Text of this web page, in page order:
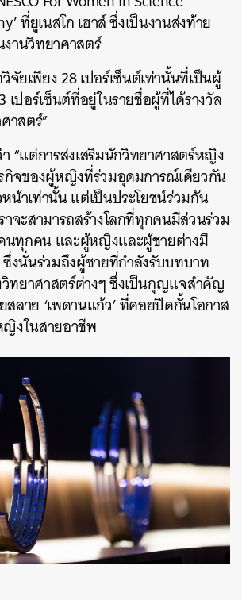
ที่ยูเนสโก เฮาส์ ซึ่งเป็นงานส่งท้าย
านวิทยาศาสตร์
จัยเพียง 28 เปอร์เซ็นต์เท่านั้นที่เป็นผู้
ปอร์เซ็นต์ที่อยู่ในรายชื่อผู้ที่ได้รางวัล
าสตร์”
“แต่การส่งเสริมนักวิทยาศาสตร์หญิง
กิจของผู้หญิงที่ร่วมอุดมการณ์เดียวกัน
น้าเท่านั้น แต่เป็นประโยชน์ร่วมกัน
จะสามารถสร้างโลกที่ทุกคนมีส่วนร่วม
นทุกคน และผู้หญิงและผู้ชายต่างมี
ซึ่งนั่นร่วมถึงผู้ชายที่กำลังรับบทบาท
ทยาศาสตร์ต่างๆ ซึ่งเป็นกุญแจสำคัญ
ลาย ‘เพดานแก้ว’ ที่คอยปิดกั้นโอกาส
งในสายอาชีพ